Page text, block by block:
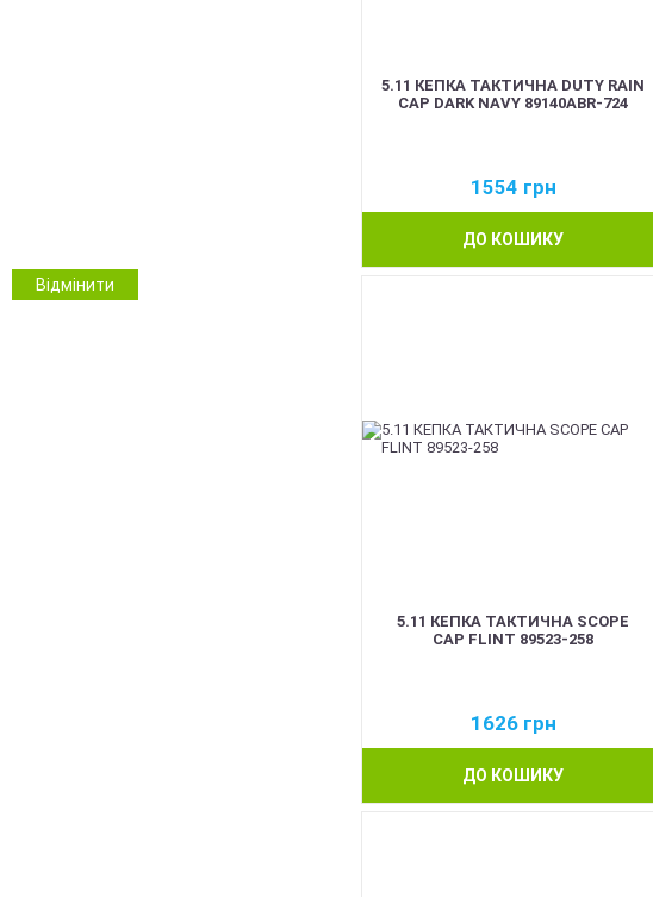
Зимовий камуфляж
Камуфляж
Відмінити
5.11 КЕПКА ТАКТИЧНА DUTY RAIN
CAP DARK NAVY 89140ABR-724
1554 грн
ДО КОШИКУ
5.11 КЕПКА ТАКТИЧНА SCOPE
CAP FLINT 89523-258
1626 грн
ДО КОШИКУ